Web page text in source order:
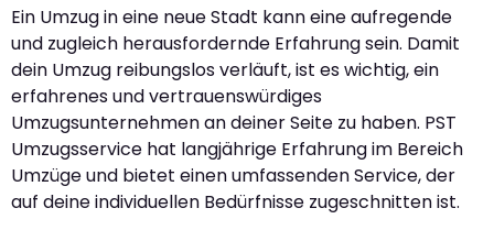
Ein Umzug in eine neue Stadt kann eine aufregende
und zugleich herausfordernde Erfahrung sein. Damit
dein Umzug reibungslos verläuft, ist es wichtig, ein
erfahrenes und vertrauenswürdiges
Umzugsunternehmen an deiner Seite zu haben. PST
Umzugsservice hat langjährige Erfahrung im Bereich
Umzüge und bietet einen umfassenden Service, der
auf deine individuellen Bedürfnisse zugeschnitten ist.